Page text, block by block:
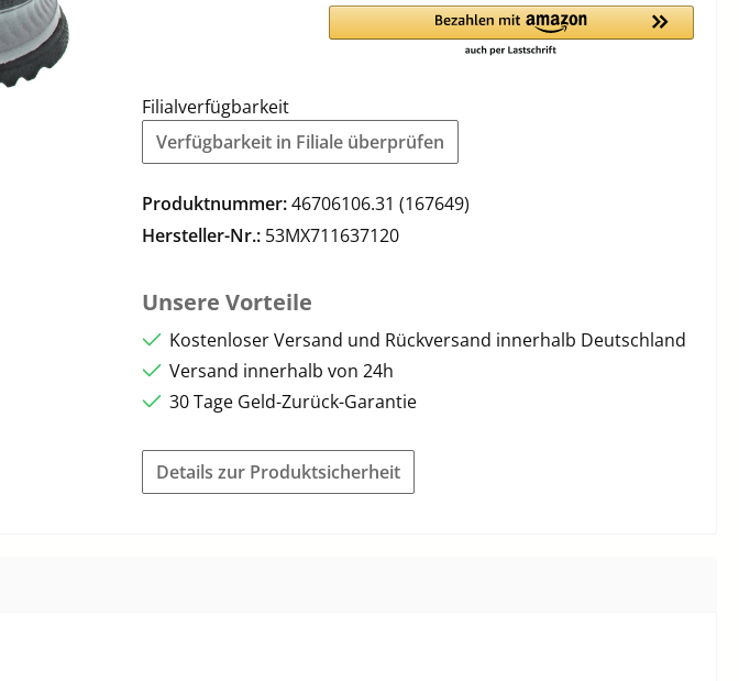
Filialverfügbarkeit
Verfügbarkeit in Filiale überprüfen
Produktnummer:46706106.31 (167649)
Hersteller-Nr.: 53MX711637120
Unsere Vorteile
Kostenloser Versand und Rückversand innerhalb Deutschland
Versand innerhalb von 24h
30 Tage Geld-Zurück-Garantie
Details zur Produktsicherheit